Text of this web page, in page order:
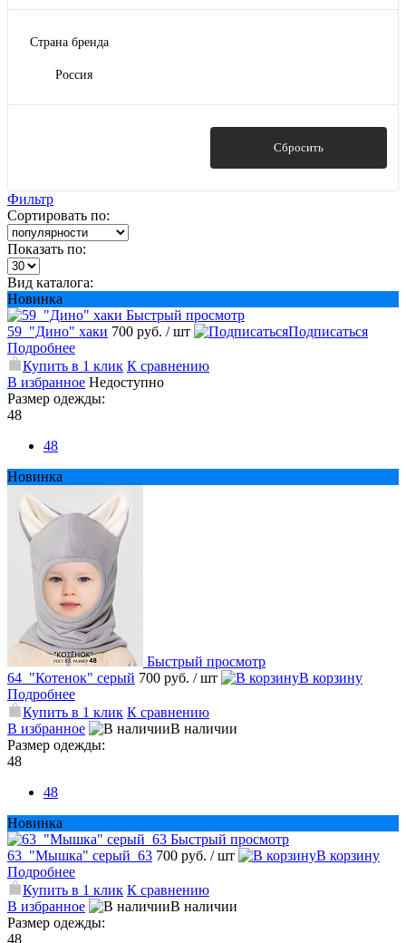
Страна бренда
Россия
Сбросить
Фильтр
Сортировать по:
Показать по:
Вид каталога:
Новинка
Быстрый просмотр
59_"Дино" хаки 700 руб. / шт
Подписаться
Подробнее
Купить в 1 клик К сравнению
В избранное Недоступно
Размер одежды:
48
48
Новинка
Быстрый просмотр
64_"Котенок" серый 700 руб. / шт
В корзину
Подробнее
Купить в 1 клик К сравнению
В избранное
В наличии
Размер одежды:
48
48
Новинка
Быстрый просмотр
63_"Мышка" серый_63 700 руб. / шт
В корзину
Подробнее
Купить в 1 клик К сравнению
В избранное
В наличии
Размер одежды:
48